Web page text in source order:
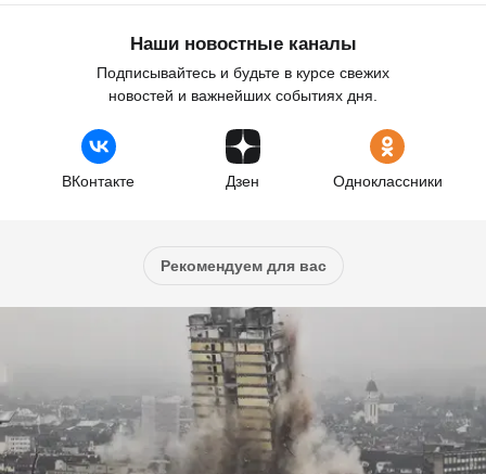
Наши новостные каналы
Подписывайтесь и будьте в курсе свежих
новостей и важнейших событиях дня.
ВКонтакте Дзен Одноклассники
Рекомендуем для вас